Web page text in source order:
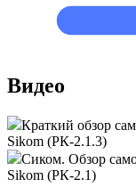
Видео
Краткий обзор
Sikom (РК-2.1.3)
Cиком. Обзор
Sikom (РК-2.1)